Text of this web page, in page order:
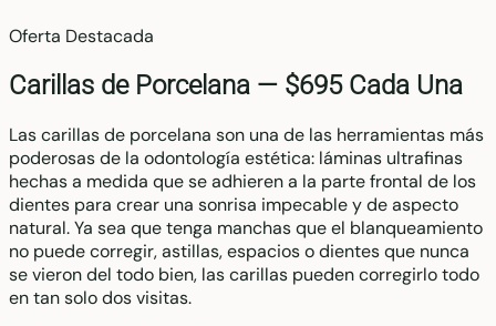
Oferta Destacada
Carillas de Porcelana — $695 Cada Una
Las carillas de porcelana son una de las herramientas más
poderosas de la odontología estética: láminas ultrafinas
hechas a medida que se adhieren a la parte frontal de los
dientes para crear una sonrisa impecable y de aspecto
natural. Ya sea que tenga manchas que el blanqueamiento
no puede corregir, astillas, espacios o dientes que nunca
se vieron del todo bien, las carillas pueden corregirlo todo
en tan solo dos visitas.